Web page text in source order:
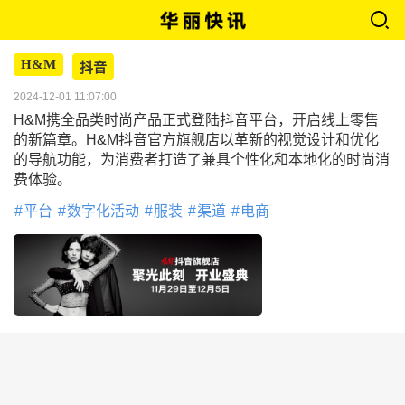
H&M 抖音
2024-12-01 11:07:00
H&M携全品类时尚产品正式登陆抖音平台，开启线上零售
的新篇章。H&M抖音官方旗舰店以革新的视觉设计和优化
的导航功能，为消费者打造了兼具个性化和本地化的时尚消
费体验。
平台 数字化活动 服装 渠道 电商